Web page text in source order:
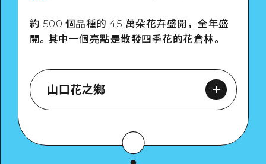
約 500 個品種的 45 萬朵花卉盛開，全年盛
開。其中一個亮點是散發四季花的花倉林。
山口花之鄉